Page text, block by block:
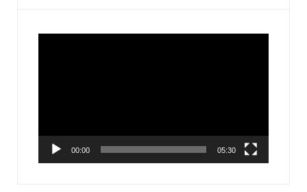
00:00 05:30